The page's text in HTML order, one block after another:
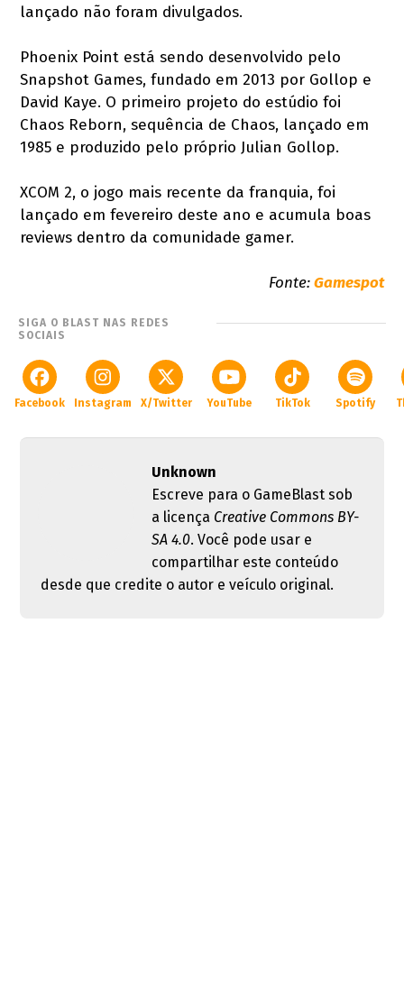
lançado não foram divulgados.
Phoenix Point está sendo desenvolvido pelo
Snapshot Games, fundado em 2013 por Gollop e
David Kaye. O primeiro projeto do estúdio foi
Chaos Reborn, sequência de Chaos, lançado em
1985 e produzido pelo próprio Julian Gollop.
XCOM 2, o jogo mais recente da franquia, foi
lançado em fevereiro deste ano e acumula boas
reviews dentro da comunidade gamer.
Fonte:Gamespot
SIGA O BLAST NAS REDES
SOCIAIS
Facebook Instagram X/Twitter YouTube TikTok Spotify
Unknown
Escreve para o GameBlast sob
a licença Creative Commons BY-
SA 4.0. Você pode usar e
compartilhar este conteúdo
desde que credite o autor e veículo original.